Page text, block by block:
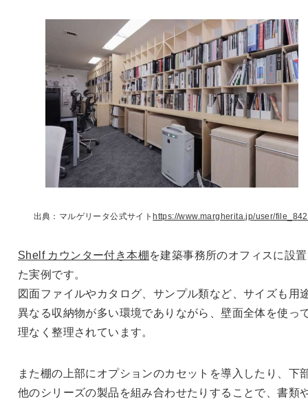
出典：マルゲリータ公式サイト https://www.margherita.jp/user/
Shelf カウンター付き本棚 を建築事務所のオフィスに設
た実例です。
図面ファイルやカタログ、サンプル類など、サイズも用
異なる収納物が多い環境でありながら、壁面全体を使っ
理なく整理されています。
また棚の上部にオプションのカセットを導入したり、下
他のシリーズの製品を組み合わせたりすることで、書類